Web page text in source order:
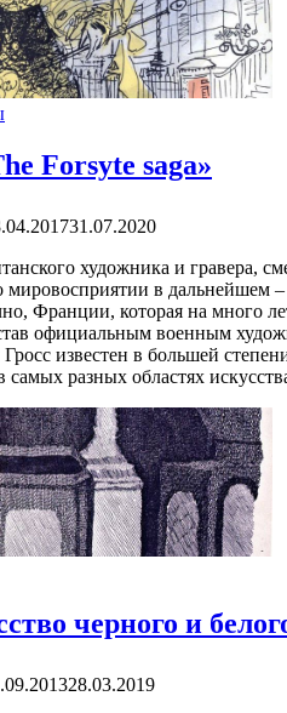
Forsyte saga»
31.07.2020
художника и гравера,
мировосприятии в дальнейшем
Франции, которая на много
официальным военным
известен в большей
самых разных областях
черного и
28.03.2019